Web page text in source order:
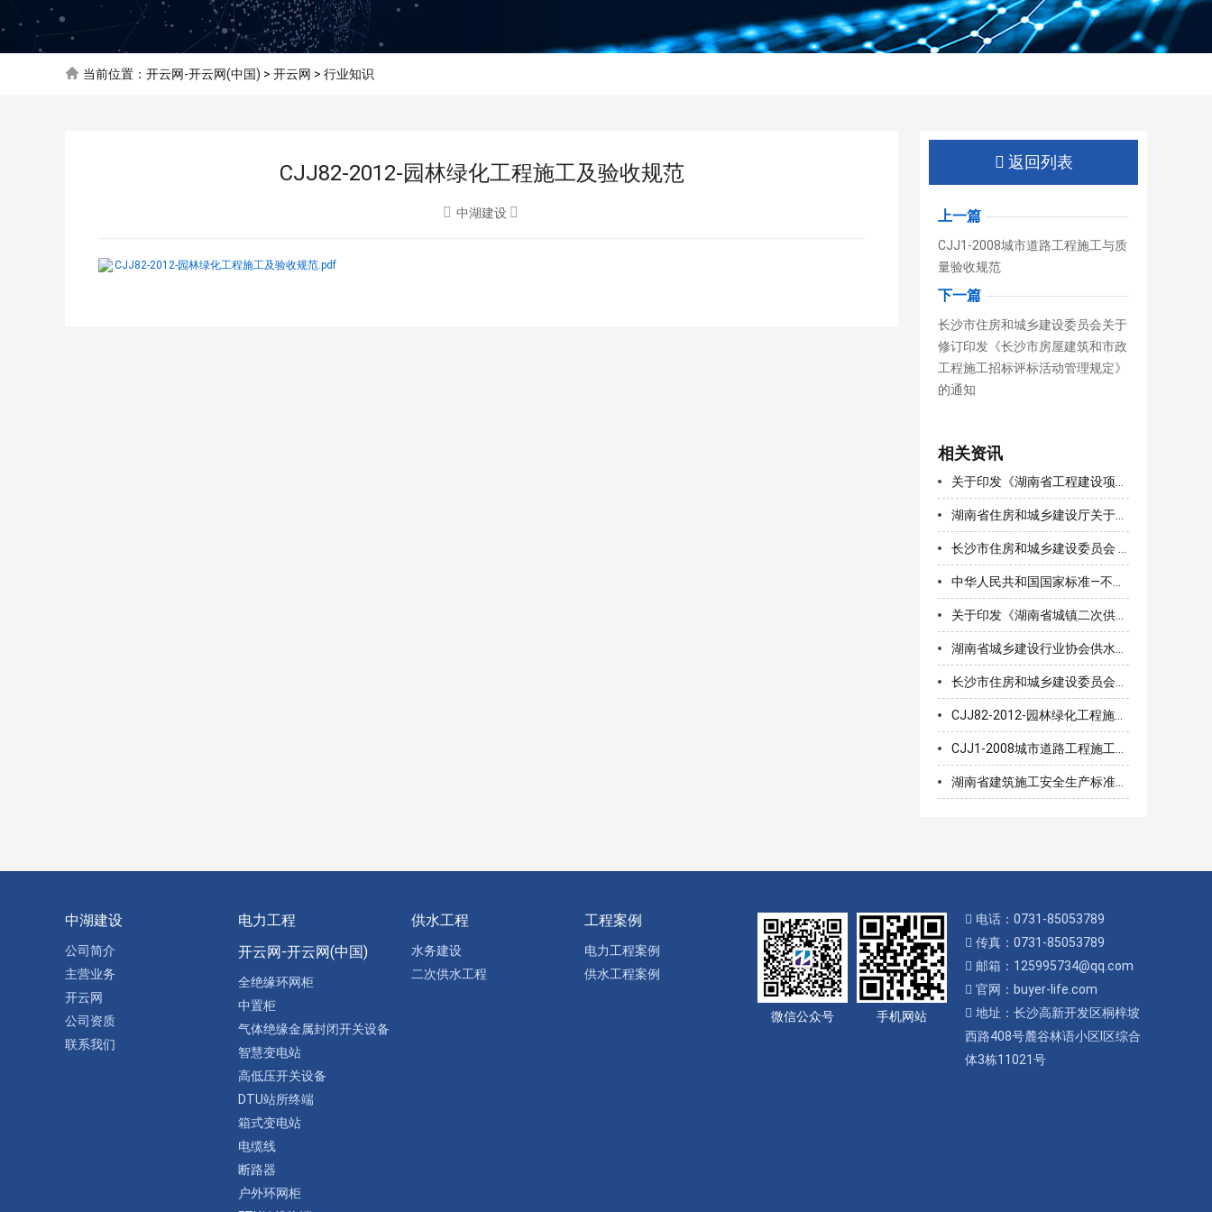
当前位置： 开云网-开云网(中国) > 开云网 > 行业知识
CJJ82-2012-园林绿化工程施工及验收规范
中湖建设
CJJ82-2012-园林绿化工程施工及验收规范.pdf
返回列表
上一篇
CJJ1-2008城市道路工程施工与质
量验收规范
下一篇
长沙市住房和城乡建设委员会关于
修订印发《长沙市房屋建筑和市政
工程施工招标评标活动管理规定》
的通知
相关资讯
中湖建设
公司简介
主营业务
开云网
公司资质
联系我们
电力工程
开云网-开云网(中国)
全绝缘环网柜
中置柜
气体绝缘金属封闭开关设备
智慧变电站
高低压开关设备
DTU站所终端
箱式变电站
电缆线
断路器
户外环网柜
供水工程
水务建设
二次供水工程
工程案例
电力工程案例
供水工程案例
微信公众号 手机网站
电话：0731-85053789
传真：0731-85053789
邮箱：125995734@qq.com
官网：buyer-life.com
地址：长沙高新开发区桐梓坡
西路408号麓谷林语小区I区综合
体3栋11021号